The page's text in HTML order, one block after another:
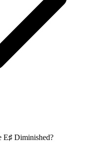
E♯ Diminished?